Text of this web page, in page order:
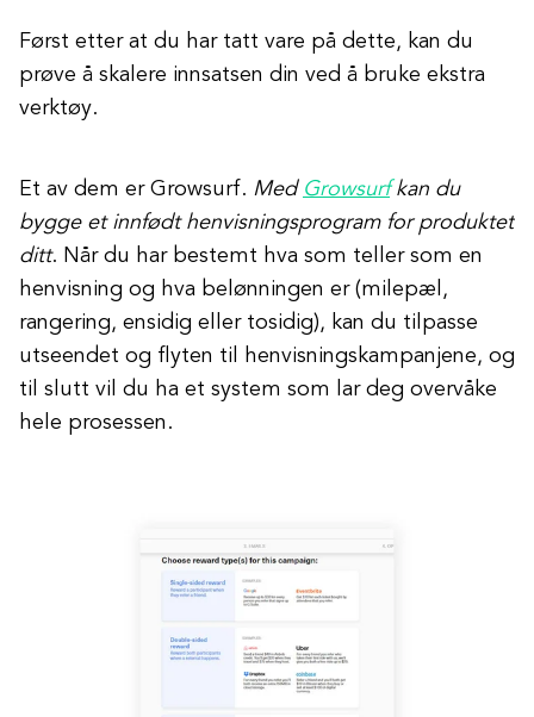
Først etter at du har tatt vare på dette, kan du
prøve å skalere innsatsen din ved å bruke ekstra
verktøy.
Et av dem er Growsurf. Med Growsurfkan du
bygge et innfødt henvisningsprogram for produktet
ditt. Når du har bestemt hva som teller som en
henvisning og hva belønningen er (milepæl,
rangering, ensidig eller tosidig), kan du tilpasse
utseendet og flyten til henvisningskampanjene, og
til slutt vil du ha et system som lar deg overvåke
hele prosessen.